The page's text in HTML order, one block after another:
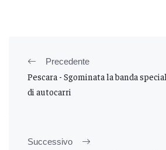
Precedente
Pescara - Sgominata la banda
di autocarri
Successivo